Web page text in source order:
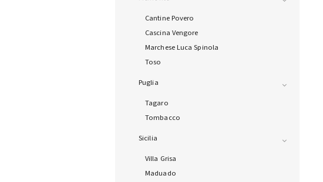
Cantine Povero
Cascina Vengore
Marchese Luca Spinola
Toso
Puglia
Tagaro
Tombacco
Sicilia
Villa Grisa
Maduado